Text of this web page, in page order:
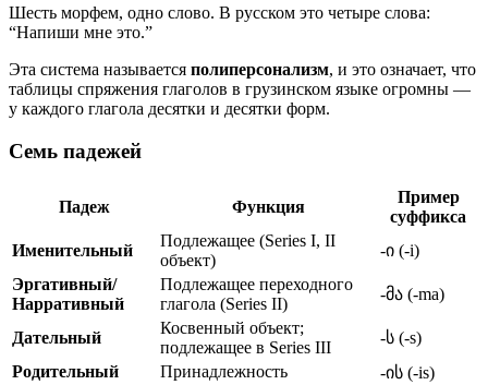
Шесть морфем, одно слово. В русском это четыре слова:
“Напиши мне это.”
Эта система называется полиперсонализм, и это означает, что
таблицы спряжения глаголов в грузинском языке огромны —
у каждого глагола десятки и десятки форм.
Семь падежей
Падеж Функция
Пример
суффикса
Именительный
Подлежащее (Series I, II
объект)
-ი (-i)
Эргативный/
Нарративный
Подлежащее переходного
глагола (Series II)
-მა (-ma)
Дательный
Косвенный объект;
подлежащее в Series III
-ს (-s)
Родительный
Принадлежность
-ის (-is)